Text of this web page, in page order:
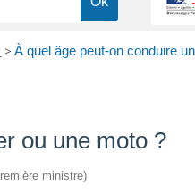
> À quel âge peut-on conduire
ou une moto ?
ministre)